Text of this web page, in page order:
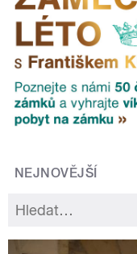
NEJNOVĚJŠÍ